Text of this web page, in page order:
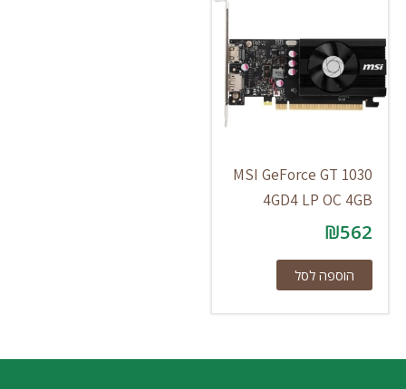
MSI GeForce GT 1030
4GD4 LP OC 4GB
₪562
הוספה לסל